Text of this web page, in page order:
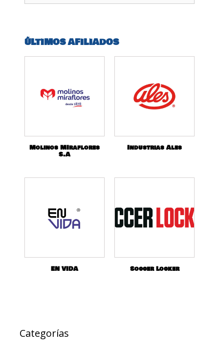
ÚLTIMOS AFILIADOS
Molinos MIraflores
S.A
Industrias Ales
EN VIDA Soccer Locker
Categorías